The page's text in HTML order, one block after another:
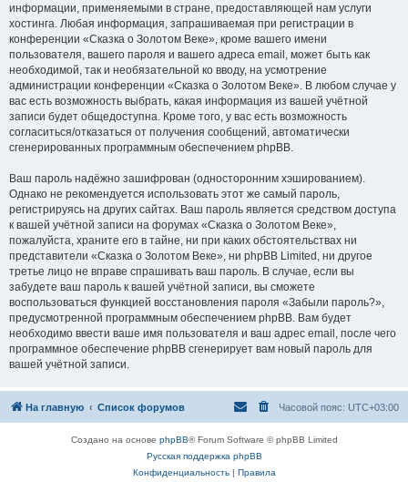
информации, применяемыми в стране, предоставляющей нам услуги
хостинга. Любая информация, запрашиваемая при регистрации в
конференции «Сказка о Золотом Веке», кроме вашего имени
пользователя, вашего пароля и вашего адреса email, может быть как
необходимой, так и необязательной ко вводу, на усмотрение
администрации конференции «Сказка о Золотом Веке». В любом случае у
вас есть возможность выбрать, какая информация из вашей учётной
записи будет общедоступна. Кроме того, у вас есть возможность
согласиться/отказаться от получения сообщений, автоматически
сгенерированных программным обеспечением phpBB.
Ваш пароль надёжно зашифрован (односторонним хэшированием).
Однако не рекомендуется использовать этот же самый пароль,
регистрируясь на других сайтах. Ваш пароль является средством доступа
к вашей учётной записи на форумах «Сказка о Золотом Веке»,
пожалуйста, храните его в тайне, ни при каких обстоятельствах ни
представители «Сказка о Золотом Веке», ни phpBB Limited, ни другое
третье лицо не вправе спрашивать ваш пароль. В случае, если вы
забудете ваш пароль к вашей учётной записи, вы сможете
воспользоваться функцией восстановления пароля «Забыли пароль?»,
предусмотренной программным обеспечением phpBB. Вам будет
необходимо ввести ваше имя пользователя и ваш адрес email, после чего
программное обеспечение phpBB сгенерирует вам новый пароль для
вашей учётной записи.
На главную Список форумов Часовой пояс: UTC+03:00
Создано на основе phpBB® Forum Software © phpBB Limited
Русская поддержка phpBB
Конфиденциальность| Правила